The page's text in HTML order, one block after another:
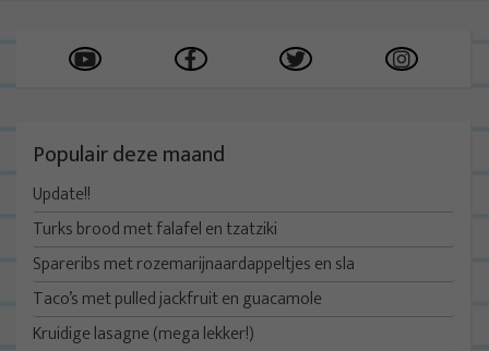
Populair deze maand
Update!!
Turks brood met falafel en tzatziki
Spareribs met rozemarijnaardappeltjes en sla
Taco’s met pulled jackfruit en guacamole
Kruidige lasagne (mega lekker!)